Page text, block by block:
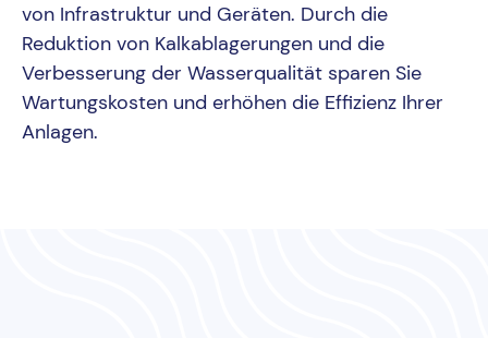
von Infrastruktur und Geräten. Durch die
Reduktion von Kalkablagerungen und die
Verbesserung der Wasserqualität sparen Sie
Wartungskosten und erhöhen die Effizienz Ihrer
Anlagen.